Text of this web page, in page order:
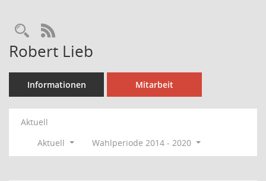
Rechercheauswahl
RSS-Feed
Robert Lieb
Informationen Mitarbeit
Aktuell
Aktuell
Wahlperiode 2014 - 2020